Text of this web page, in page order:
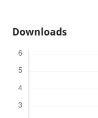
Downloads